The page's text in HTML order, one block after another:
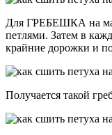
Для ГРЕБЕШКА на
петлями. Затем в
крайние дорожки и
Получается такой